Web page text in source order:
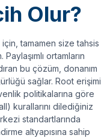
Olur?
tamamen size tahsis
ortamların
bu çözüm, donanım
sağlar. Root erişimi
politikalarına göre
kurallarını dilediğiniz
standartlarında
altyapısına sahip